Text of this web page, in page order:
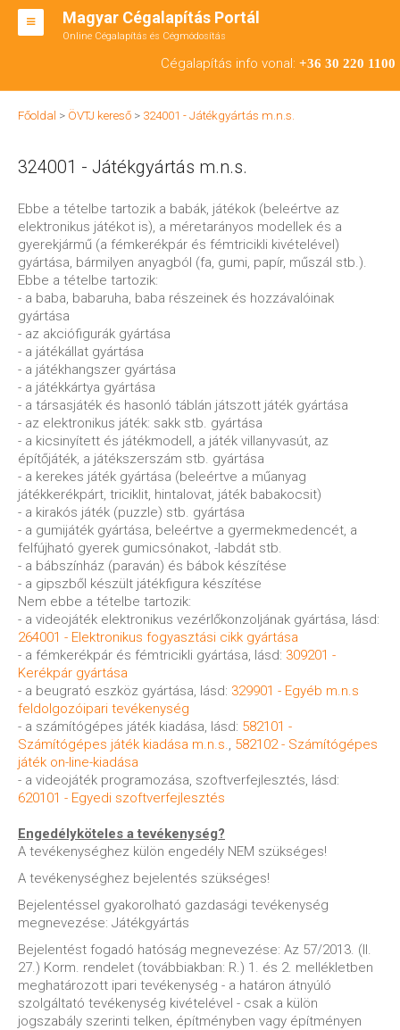
Magyar Cégalapítás Portál
Online Cégalapítás és Cégmódosítás
Cégalapítás info vonal: +36 30 220 1100
BT ALAPÍTÁS
CÉGMÓDOSÍTÁS
ÁTALAKULÁS
TEÁOR SZÁMOK '08
ENGEDÉLYKÖTELES
KAPCSOLAT
IRODÁK
Főoldal > ÖVTJ kereső > 324001 - Játékgyártás m.n.s.
324001 - Játékgyártás m.n.s.
Ebbe a tételbe tartozik a babák, játékok (beleértve az
elektronikus játékot is), a méretarányos modellek és a
gyerekjármű (a fémkerékpár és fémtricikli kivételével)
gyártása, bármilyen anyagból (fa, gumi, papír, műszál stb.).
Ebbe a tételbe tartozik:
- a baba, babaruha, baba részeinek és hozzávalóinak
gyártása
- az akciófigurák gyártása
- a játékállat gyártása
- a játékhangszer gyártása
- a játékkártya gyártása
- a társasjáték és hasonló táblán játszott játék gyártása
- az elektronikus játék: sakk stb. gyártása
- a kicsinyített és játékmodell, a játék villanyvasút, az
építőjáték, a játékszerszám stb. gyártása
- a kerekes játék gyártása (beleértve a műanyag
játékkerékpárt, triciklit, hintalovat, játék babakocsit)
- a kirakós játék (puzzle) stb. gyártása
- a gumijáték gyártása, beleértve a gyermekmedencét, a
felfújható gyerek gumicsónakot, -labdát stb.
- a bábszínház (paraván) és bábok készítése
- a gipszből készült játékfigura készítése
Nem ebbe a tételbe tartozik:
- a videojáték elektronikus vezérlőkonzoljának gyártása, lásd:
264001 - Elektronikus fogyasztási cikk gyártása
- a fémkerékpár és fémtricikli gyártása, lásd: 309201 -
Kerékpár gyártása
- a beugrató eszköz gyártása, lásd: 329901 - Egyéb m.n.s
feldolgozóipari tevékenység
- a számítógépes játék kiadása, lásd: 582101 -
Számítógépes játék kiadása m.n.s., 582102 - Számítógépes
játék on-line-kiadása
- a videojáték programozása, szoftverfejlesztés, lásd:
620101 - Egyedi szoftverfejlesztés
Engedélyköteles a tevékenység?
A tevékenységhez külön engedély NEM szükséges!
A tevékenységhez bejelentés szükséges!
Bejelentéssel gyakorolható gazdasági tevékenység
megnevezése: Játékgyártás
Bejelentést fogadó hatóság megnevezése: Az 57/2013. (II.
27.) Korm. rendelet (továbbiakban: R.) 1. és 2. mellékletben
meghatározott ipari tevékenység - a határon átnyúló
szolgáltató tevékenység kivételével - csak a külön
jogszabály szerinti telken, építményben vagy építményen